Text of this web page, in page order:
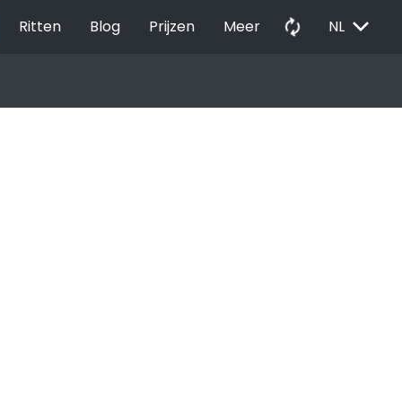
Ritten Blog Prijzen Meer autorenew NL EXPAND_MORE